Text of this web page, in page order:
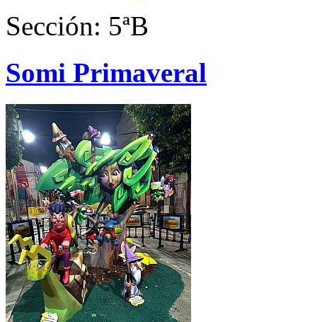
Sección: 5ªB
Somi Primaveral